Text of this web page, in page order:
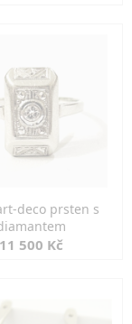
deco prsten s
11 500 Kč